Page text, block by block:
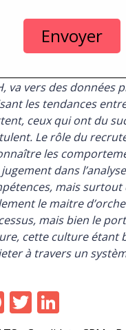
des fonctions en
requiert une plus
de la
va vers des données
les tendances
ceux qui ont du
Le rôle du
les
dans
mais surtout
le maitre
mais bien le
cette culture étant
à travers un
Facebook
Twitter